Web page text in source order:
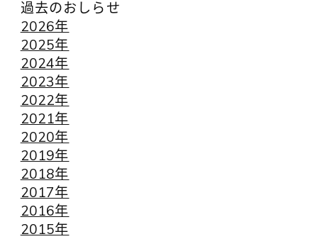
過去のおしらせ
2026年
2025年
2024年
2023年
2022年
2021年
2020年
2019年
2018年
2017年
2016年
2015年